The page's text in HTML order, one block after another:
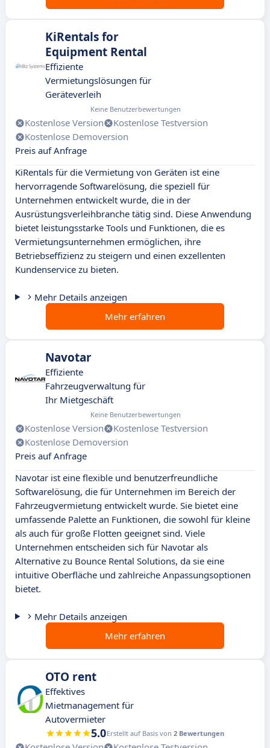
KiRentals for
Equipment Rental
Effiziente
Vermietungslösungen für
Geräteverleih
Keine Benutzerbewertungen
Kostenlose Version
Kostenlose Testversion
Kostenlose Demoversion
Preis auf Anfrage
KiRentals für die Vermietung von Geräten ist eine
hervorragende Softwarelösung, die speziell für
Unternehmen entwickelt wurde, die in der
Ausrüstungsverleihbranche tätig sind. Diese Anwendung
bietet leistungsstarke Tools und Funktionen, die es
Vermietungsunternehmen ermöglichen, ihre
Betriebseffizienz zu steigern und einen exzellenten
Kundenservice zu bieten.
Mehr Details anzeigen
Mehr erfahren
Navotar
Effiziente
Fahrzeugverwaltung für
Ihr Mietgeschäft
Keine Benutzerbewertungen
Kostenlose Version
Kostenlose Testversion
Kostenlose Demoversion
Preis auf Anfrage
Navotar ist eine flexible und benutzerfreundliche
Softwarelösung, die für Unternehmen im Bereich der
Fahrzeugvermietung entwickelt wurde. Sie bietet eine
umfassende Palette an Funktionen, die sowohl für kleine
als auch für große Flotten geeignet sind. Viele
Unternehmen entscheiden sich für Navotar als
Alternative zu Bounce Rental Solutions, da sie eine
intuitive Oberfläche und zahlreiche Anpassungsoptionen
bietet.
Mehr Details anzeigen
Mehr erfahren
OTO rent
Effektives
Mietmanagement für
Autovermieter
5.0Erstellt auf Basis von 2 Bewertungen